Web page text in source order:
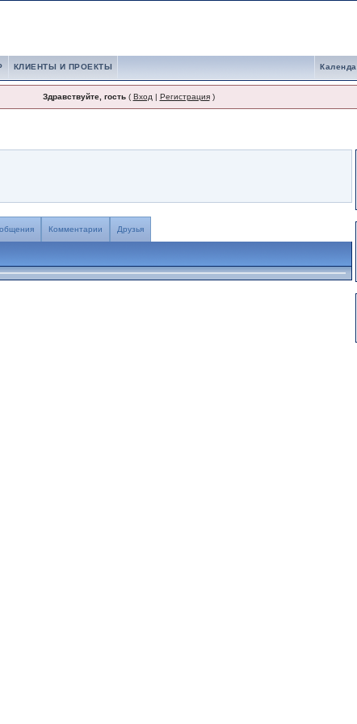
КЛИЕНТЫ И ПРОЕКТЫ
Здравствуйте, гость( Вход | Регистрация)
Комментарии Друзья